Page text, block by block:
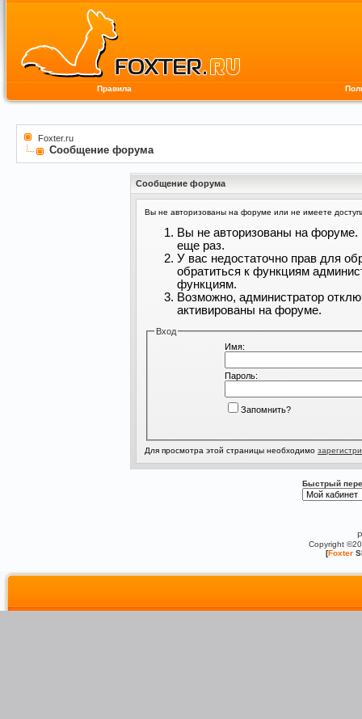
Правила
Foxter.ru
Сообщение форума
Сообщение форума
Вы не авторизованы на форуме или не имеете
Вы не авторизованы на форуме.
еще раз.
У вас недостаточно прав для
обратиться к функциям
функциям.
Возможно, администратор
активированы на форуме.
Вход
Имя:
Пароль:
Запомнить?
Для просмотра этой страницы необходимо
Быстрый
Copyright
[Foxter